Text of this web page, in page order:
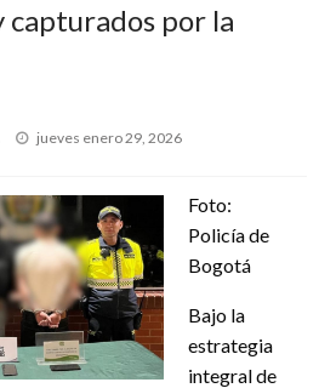
por la
Publicado
jueves enero 29, 2026
Foto:
Policía de
Bogotá
Bajo la
estrategia
integral de